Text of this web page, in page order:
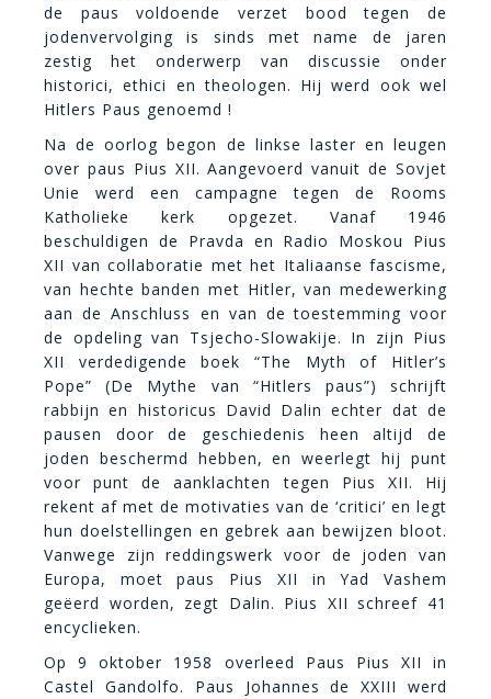
de paus voldoende verzet bood tegen de
jodenvervolging is sinds met name de jaren
zestig het onderwerp van discussie onder
historici, ethici en theologen. Hij werd ook wel
Hitlers Paus genoemd !
Na de oorlog begon de linkse laster en leugen
over paus Pius XII. Aangevoerd vanuit de Sovjet
Unie werd een campagne tegen de Rooms
Katholieke kerk opgezet. Vanaf 1946
beschuldigen de Pravda en Radio Moskou Pius
XII van collaboratie met het Italiaanse fascisme,
van hechte banden met Hitler, van medewerking
aan de Anschluss en van de toestemming voor
de opdeling van Tsjecho-Slowakije. In zijn Pius
XII verdedigende boek “The Myth of Hitler’s
Pope” (De Mythe van “Hitlers paus”) schrijft
rabbijn en historicus David Dalin echter dat de
pausen door de geschiedenis heen altijd de
joden beschermd hebben, en weerlegt hij punt
voor punt de aanklachten tegen Pius XII. Hij
rekent af met de motivaties van de ‘critici’ en legt
hun doelstellingen en gebrek aan bewijzen bloot.
Vanwege zijn reddingswerk voor de joden van
Europa, moet paus Pius XII in Yad Vashem
geëerd worden, zegt Dalin. Pius XII schreef 41
encyclieken.
Op 9 oktober 1958 overleed Paus Pius XII in
Castel Gandolfo. Paus Johannes de XXIII werd